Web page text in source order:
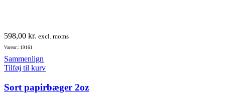
598,00 kr. excl. moms
Varenr.: 19161
Sammenlign
Tilføj til kurv
Sort papirbæger 2oz